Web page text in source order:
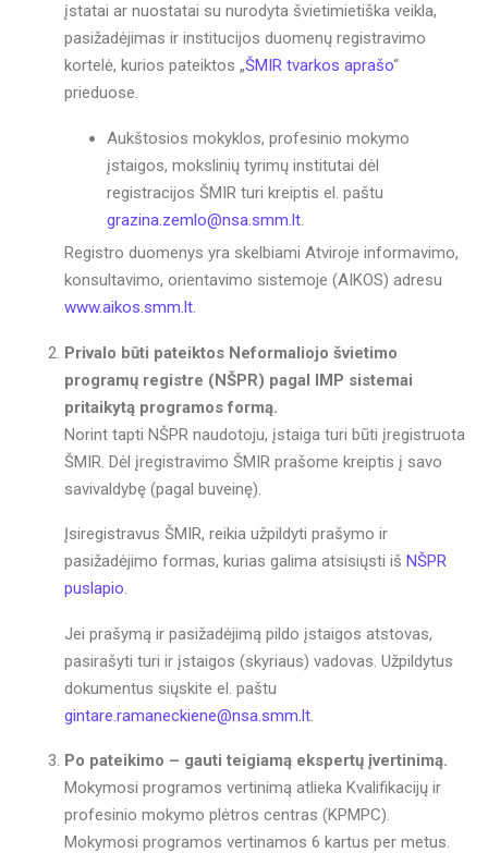
įstatai ar nuostatai su nurodyta švietimietiška veikla,
pasižadėjimas ir institucijos duomenų registravimo
kortelė, kurios pateiktos „ŠMIR tvarkos aprašo“
prieduose.
Aukštosios mokyklos, profesinio mokymo
įstaigos, mokslinių tyrimų institutai dėl
registracijos ŠMIR turi kreiptis el. paštu
grazina.zemlo@nsa.smm.lt.
Registro duomenys yra skelbiami Atviroje informavimo,
konsultavimo, orientavimo sistemoje (AIKOS) adresu
www.aikos.smm.lt.
Privalo būti pateiktos Neformaliojo švietimo
programų registre (NŠPR) pagal IMP sistemai
pritaikytą programos formą.
Norint tapti NŠPR naudotoju, įstaiga turi būti įregistruota
ŠMIR. Dėl įregistravimo ŠMIR prašome kreiptis į savo
savivaldybę (pagal buveinę).
Įsiregistravus ŠMIR, reikia užpildyti prašymo ir
pasižadėjimo formas, kurias galima atsisiųsti iš NŠPR
puslapio.
Jei prašymą ir pasižadėjimą pildo įstaigos atstovas,
pasirašyti turi ir įstaigos (skyriaus) vadovas. Užpildytus
dokumentus siųskite el. paštu
gintare.ramaneckiene@nsa.smm.lt.
Po pateikimo – gauti teigiamą ekspertų įvertinimą.
Mokymosi programos vertinimą atlieka Kvalifikacijų ir
profesinio mokymo plėtros centras (KPMPC).
Mokymosi programos vertinamos 6 kartus per metus.